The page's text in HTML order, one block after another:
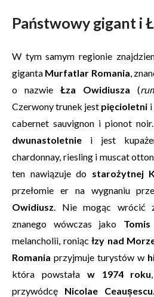
Państwowy gigant i
W tym samym regionie
giganta Murfatlar Romania,
o nazwie Łza Owidiusza (
Czerwony trunek jest pięcioletni i
cabernet sauvignon i pionot
dwunastoletnie i jest
chardonnay, riesling i muscat
ten nawiązuje do starożytnej
przełomie er na wygnaniu
Owidiusz. Nie mogąc wrócić
znanego wówczas jako Tomis
melancholii, roniąc łzy nad
Romania przyjmuje turystów w
która powstała w 1974 roku
przywódcę Nicolae Ceaușescu